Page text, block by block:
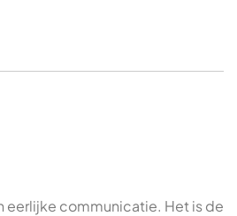
eerlijke communicatie. Het is de